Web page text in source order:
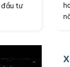
tư